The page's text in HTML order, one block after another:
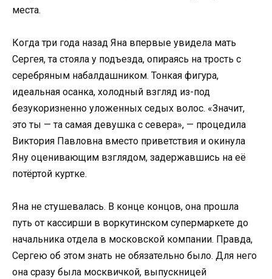
места.
Когда три года назад Яна впервые увидела мать
Сергея, та стояла у подъезда, опираясь на трость с
серебряным набалдашником. Тонкая фигура,
идеальная осанка, холодный взгляд из-под
безукоризненно уложенных седых волос. «Значит,
это ты — та самая девушка с севера», — процедила
Виктория Павловна вместо приветствия и окинула
Яну оценивающим взглядом, задержавшись на её
потёртой куртке.
Яна не стушевалась. В конце концов, она прошла
путь от кассирши в воркутинском супермаркете до
начальника отдела в московской компании. Правда,
Сергею об этом знать не обязательно было. Для него
она сразу была москвичкой, выпускницей